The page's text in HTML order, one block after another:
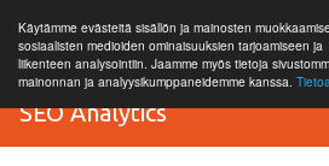
Käytämme evästeitä sisällön ja mainosten
sosiaalisten medioiden ominaisuuksien tarjoamiseen ja
liikenteen analysointiin. Jaamme myös tietoja
mainonnan ja analyysikumppaneidemme kanssa.
SEO Analytics